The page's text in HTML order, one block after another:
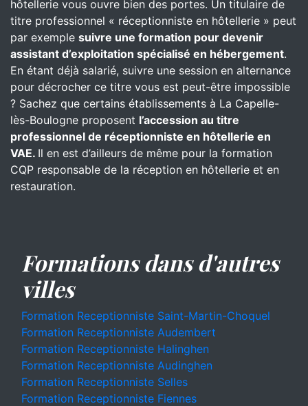
hôtellerie vous ouvre bien des portes. Un titulaire de
titre professionnel « réceptionniste en hôtellerie » peut
par exemple suivre une formation pour devenir
assistant d’exploitation spécialisé en hébergement.
En étant déjà salarié, suivre une session en alternance
pour décrocher ce titre vous est peut-être impossible
? Sachez que certains établissements à La Capelle-
lès-Boulogne proposent l’accession au titre
professionnel de réceptionniste en hôtellerie en
VAE. Il en est d’ailleurs de même pour la formation
CQP responsable de la réception en hôtellerie et en
restauration.
Formations dans d'autres
villes
Formation Receptionniste Saint-Martin-Choquel
Formation Receptionniste Audembert
Formation Receptionniste Halinghen
Formation Receptionniste Audinghen
Formation Receptionniste Selles
Formation Receptionniste Fiennes